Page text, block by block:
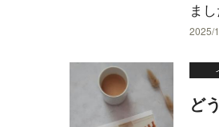
まし
2025/
ど